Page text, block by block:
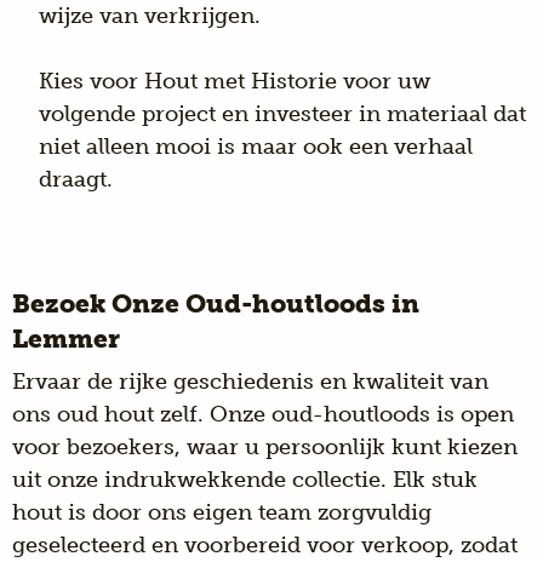
wijze van verkrijgen.
Kies voor Hout met Historie voor uw
volgende project en investeer in materiaal dat
niet alleen mooi is maar ook een verhaal
draagt.
Bezoek Onze Oud-houtloods in
Lemmer
Ervaar de rijke geschiedenis en kwaliteit van
ons oud hout zelf. Onze oud-houtloods is open
voor bezoekers, waar u persoonlijk kunt kiezen
uit onze indrukwekkende collectie. Elk stuk
hout is door ons eigen team zorgvuldig
geselecteerd en voorbereid voor verkoop, zodat